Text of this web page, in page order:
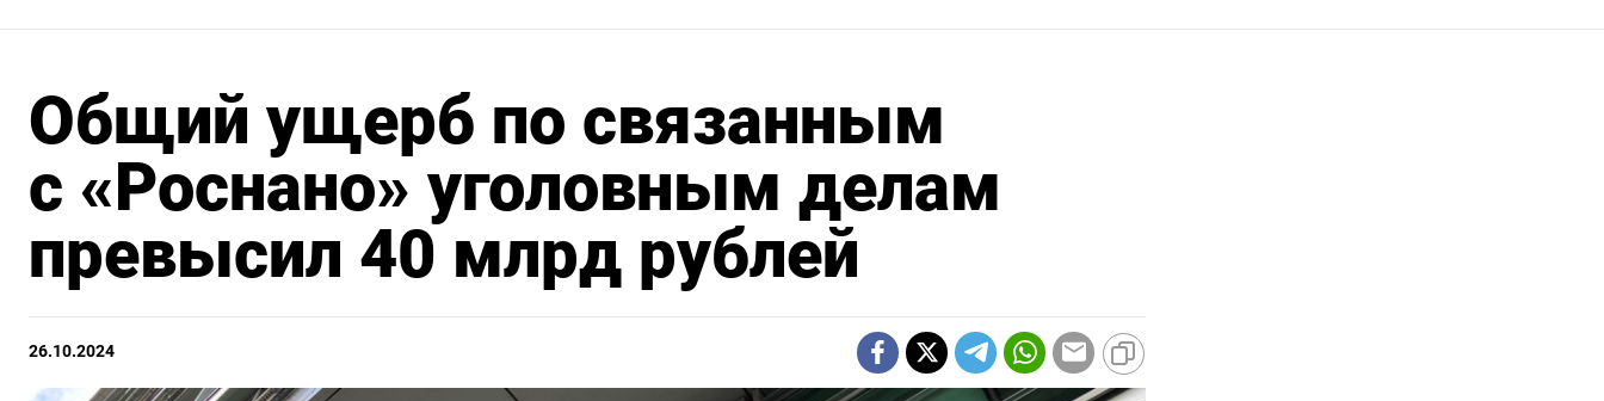
Общий ущерб по связанным
с «Роснано» уголовным делам
превысил 40 млрд рублей
26.10.2024